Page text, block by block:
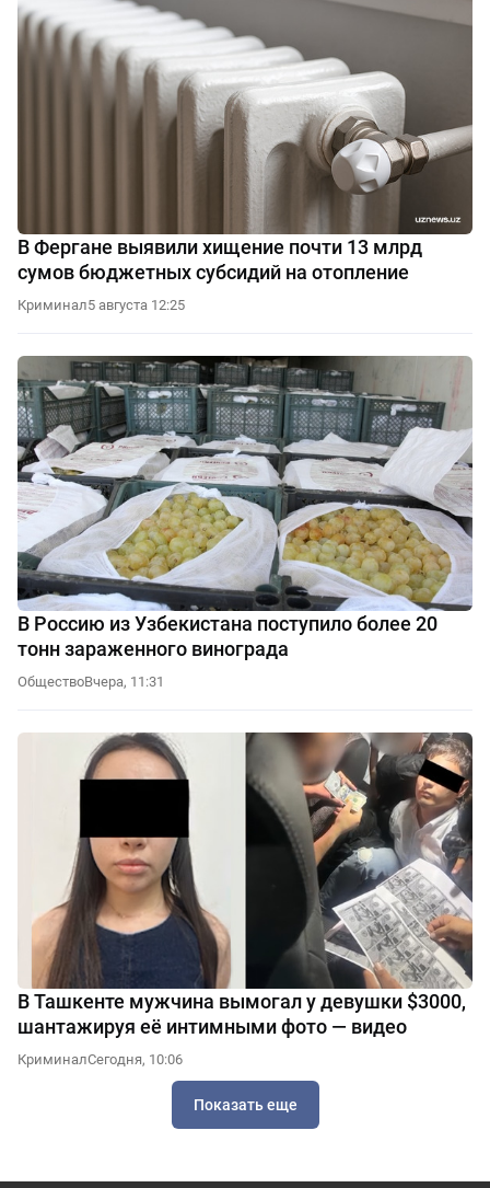
В Фергане выявили хищение почти 13 млрд
сумов бюджетных субсидий на отопление
Криминал5 августа 12:25
В Россию из Узбекистана поступило более 20
тонн зараженного винограда
ОбществоВчера, 11:31
В Ташкенте мужчина вымогал у девушки $3000,
шантажируя её интимными фото — видео
КриминалСегодня, 10:06
Показать еще